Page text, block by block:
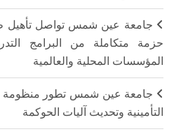
جامعة عين شمس تواصل تأهيل
حزمة متكاملة من البرامج
المؤسسات المحلية والعالمية
جامعة عين شمس تطور منظومة
التأمينية وتحديث آليات الحوكمة